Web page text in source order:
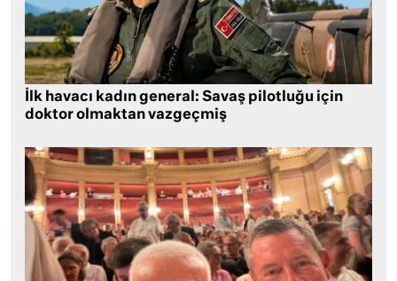
İlk havacı kadın general: Savaş pilotluğu için
doktor olmaktan vazgeçmiş